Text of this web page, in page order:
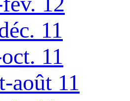
11
11
août 11